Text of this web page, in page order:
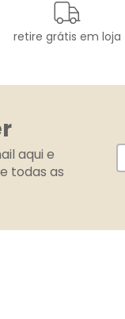
retire grátis em loja
aqui e
todas as